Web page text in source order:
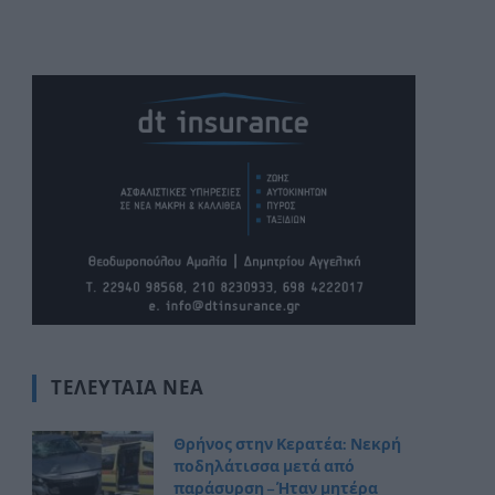
ΤΕΛΕΥΤΑΊΑ ΝΈΑ
Θρήνος στην Κερατέα: Νεκρή
ποδηλάτισσα μετά από
παράσυρση – Ήταν μητέρα